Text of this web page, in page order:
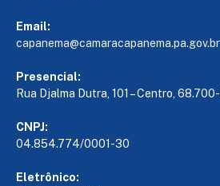
Email:
capanema@camaracapanema.pa.gov.br
Presencial:
Rua Djalma Dutra, 101 – Centro,
CNPJ:
04.854.774/0001-30
Eletrônico: